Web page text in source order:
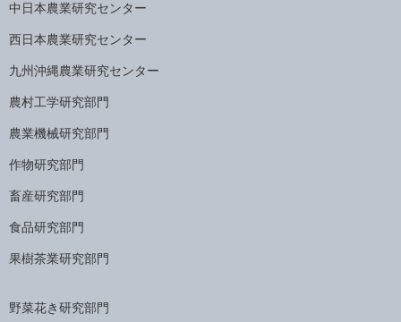
中日本農業研究センター
西日本農業研究センター
九州沖縄農業研究センター
農村工学研究部門
農業機械研究部門
作物研究部門
畜産研究部門
食品研究部門
果樹茶業研究部門
野菜花き研究部門